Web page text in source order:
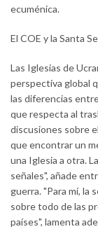
ecuménica.
El COE y la Santa
Las Iglesias de
perspectiva global
las diferencias
que respecta al
discusiones sobre
que encontrar un
una Iglesia a otra.
señales", añade
guerra. "Para mí, la
sobre todo de las
países", lamenta